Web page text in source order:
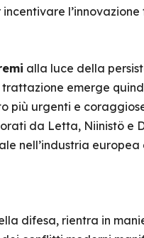
alla luce della
emerge
più urgenti e
da Letta, Niinistö e
nell’industria
difesa, rientra in